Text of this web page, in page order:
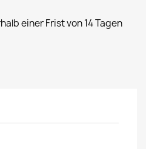
einer Frist von 14 Tagen